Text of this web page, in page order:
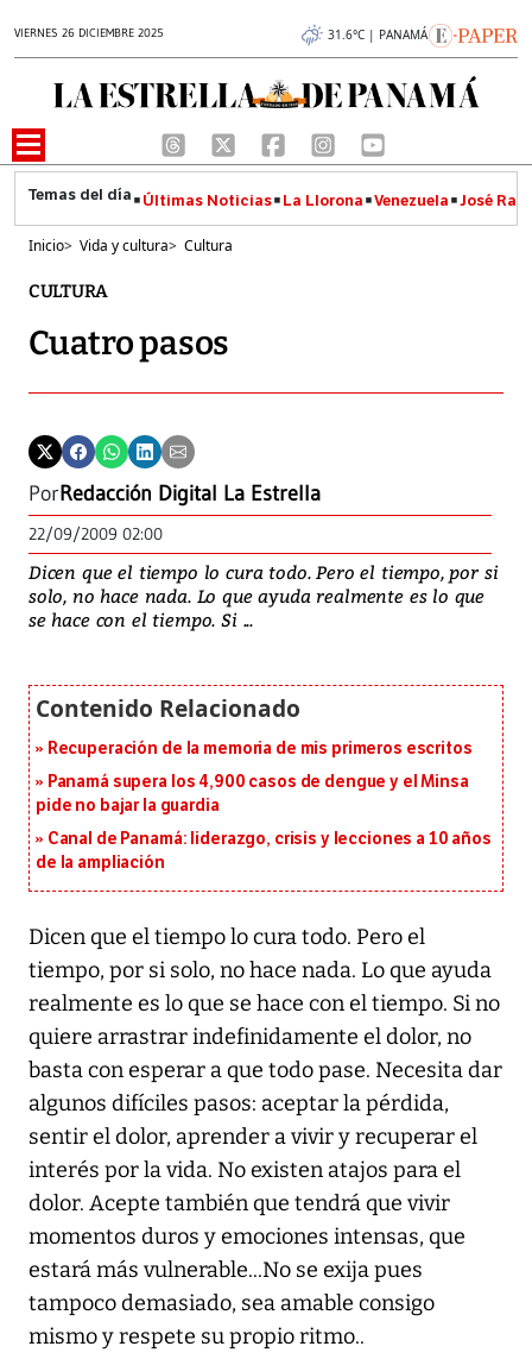
VIERNES 26 DICIEMBRE 2025 31.6°C | PANAMÁ
Últimas Noticias La Llorona Venezuela José
Inicio> Vida y cultura> Cultura
CULTURA
Cuatro pasos
PorRedacción Digital La Estrella
22/09/2009 02:00
Dicen que el tiempo lo cura todo. Pero el tiempo, por si
solo, no hace nada. Lo que ayuda realmente es lo que
se hace con el tiempo. Si ...
Recuperación de la memoria de mis primeros escritos
Panamá supera los 4,900 casos de dengue y el Minsa
pide no bajar la guardia
Canal de Panamá: liderazgo, crisis y lecciones a 10 años
de la ampliación
Dicen que el tiempo lo cura todo. Pero el
tiempo, por si solo, no hace nada. Lo que ayuda
realmente es lo que se hace con el tiempo. Si no
quiere arrastrar indefinidamente el dolor, no
basta con esperar a que todo pase. Necesita dar
algunos difíciles pasos: aceptar la pérdida,
sentir el dolor, aprender a vivir y recuperar el
interés por la vida. No existen atajos para el
dolor. Acepte también que tendrá que vivir
momentos duros y emociones intensas, que
estará más vulnerable...No se exija pues
tampoco demasiado, sea amable consigo
mismo y respete su propio ritmo..